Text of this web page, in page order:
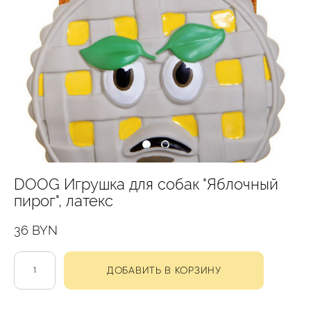
DOOG Игрушка для собак "Яблочный
пирог", латекс
36 BYN
ДОБАВИТЬ В КОРЗИНУ